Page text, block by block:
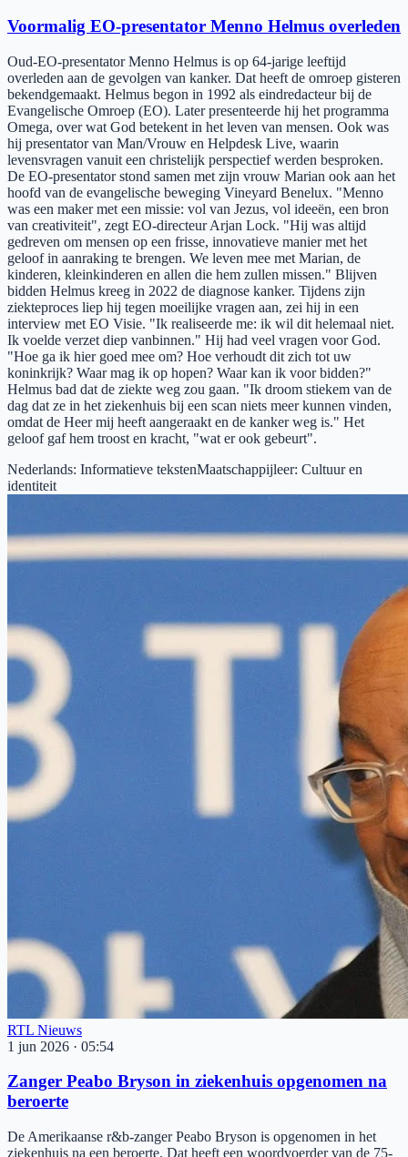
Voormalig EO-presentator Menno Helmus overleden
Oud-EO-presentator Menno Helmus is op 64-jarige leeftijd
overleden aan de gevolgen van kanker. Dat heeft de omroep gisteren
bekendgemaakt. Helmus begon in 1992 als eindredacteur bij de
Evangelische Omroep (EO). Later presenteerde hij het programma
Omega, over wat God betekent in het leven van mensen. Ook was
hij presentator van Man/Vrouw en Helpdesk Live, waarin
levensvragen vanuit een christelijk perspectief werden besproken.
De EO-presentator stond samen met zijn vrouw Marian ook aan het
hoofd van de evangelische beweging Vineyard Benelux. "Menno
was een maker met een missie: vol van Jezus, vol ideeën, een bron
van creativiteit", zegt EO-directeur Arjan Lock. "Hij was altijd
gedreven om mensen op een frisse, innovatieve manier met het
geloof in aanraking te brengen. We leven mee met Marian, de
kinderen, kleinkinderen en allen die hem zullen missen." Blijven
bidden Helmus kreeg in 2022 de diagnose kanker. Tijdens zijn
ziekteproces liep hij tegen moeilijke vragen aan, zei hij in een
interview met EO Visie. "Ik realiseerde me: ik wil dit helemaal niet.
Ik voelde verzet diep vanbinnen." Hij had veel vragen voor God.
"Hoe ga ik hier goed mee om? Hoe verhoudt dit zich tot uw
koninkrijk? Waar mag ik op hopen? Waar kan ik voor bidden?"
Helmus bad dat de ziekte weg zou gaan. "Ik droom stiekem van de
dag dat ze in het ziekenhuis bij een scan niets meer kunnen vinden,
omdat de Heer mij heeft aangeraakt en de kanker weg is." Het
geloof gaf hem troost en kracht, "wat er ook gebeurt".
Nederlands: Informatieve tekstenMaatschappijleer: Cultuur en
identiteit
RTL Nieuws
1 jun 2026 · 05:54
Zanger Peabo Bryson in ziekenhuis opgenomen na
beroerte
De Amerikaanse r&b-zanger Peabo Bryson is opgenomen in het
ziekenhuis na een beroerte. Dat heeft een woordvoerder van de 75-